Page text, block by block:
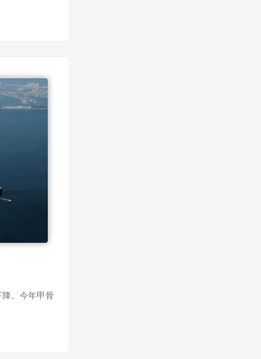
。今年甲骨